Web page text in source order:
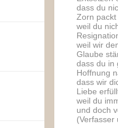
dass du
Zorn packt
weil du
weil wir
Glaube
dass du in
Hoffnung
dass wir
Liebe
weil du
und doch
(Verfasser